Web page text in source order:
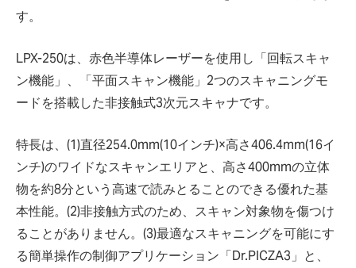
す。
LPX-250は、赤色半導体レーザーを使用し「回転スキャ
ン機能」、「平面スキャン機能」2つのスキャニングモ
ードを搭載した非接触式3次元スキャナです。
特長は、(1)直径254.0mm(10インチ)×高さ406.4mm(16イ
ンチ)のワイドなスキャンエリアと、高さ400mmの立体
物を約8分という高速で読みとることのできる優れた基
本性能。(2)非接触方式のため、スキャン対象物を傷つけ
ることがありません。(3)最適なスキャニングを可能にす
る簡単操作の制御アプリケーション「Dr.PICZA3」と、